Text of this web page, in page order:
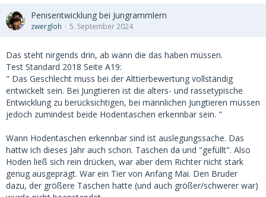
Penisentwicklung bei Jungrammlern
zwergloh 5. September 2024
Das steht nirgends drin, ab wann die das haben müssen.
Test Standard 2018 Seite A19:
" Das Geschlecht muss bei der Alttierbewertung vollständig
entwickelt sein. Bei Jungtieren ist die alters- und rassetypische
Entwicklung zu berücksichtigen, bei männlichen Jungtieren müssen
jedoch zumindest beide Hodentaschen erkennbar sein. "
Wann Hodentaschen erkennbar sind ist auslegungssache. Das
hattw ich dieses Jahr auch schon. Taschen da und "gefüllt". Also
Hoden ließ sich rein drücken, war aber dem Richter nicht stark
genug ausgeprägt. War ein Tier von Anfang Mai. Den Bruder
dazu, der größere Taschen hatte (und auch größer/schwerer war)